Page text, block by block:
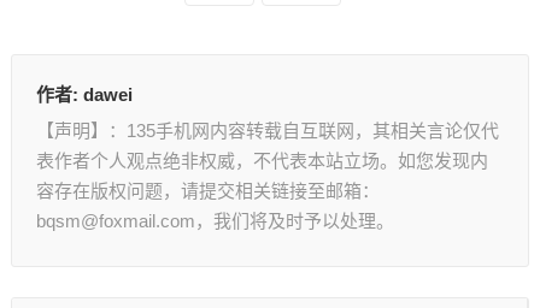
作者: dawei
【声明】：135手机网内容转载自互联网，其相关言论仅代
表作者个人观点绝非权威，不代表本站立场。如您发现内
容存在版权问题，请提交相关链接至邮箱：
bqsm@foxmail.com，我们将及时予以处理。